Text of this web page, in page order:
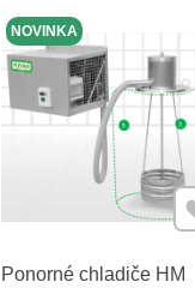
Ponorné chladiče HM
NOVINKA